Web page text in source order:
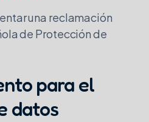
una reclamación
de Protección de
para el
datos